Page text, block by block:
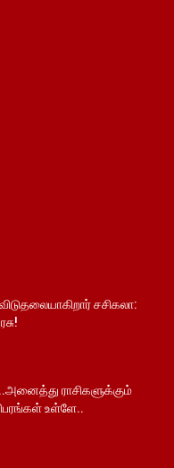
சசிகலா:
ராசிகளுக்கும்
உள்ளே..